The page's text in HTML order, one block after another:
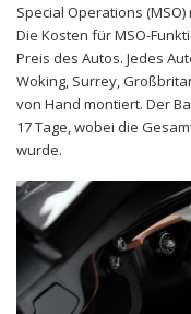
Special Operations
Die Kosten für MSO-
Preis des Autos. Jedes
Woking, Surrey,
von Hand montiert. Der
17 Tage, wobei die
wurde.